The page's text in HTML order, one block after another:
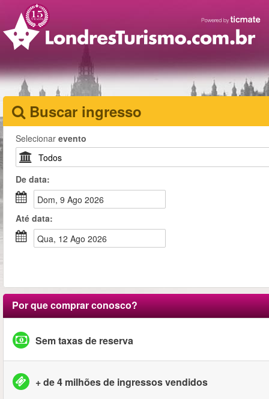
Buscar ingresso
Selecionar evento
De data:
dom, 9 Ago 2026
Até data:
qua, 12 Ago 2026
Por que comprar conosco?
Sem taxas de reserva
+ de 4 milhões de ingressos vendidos